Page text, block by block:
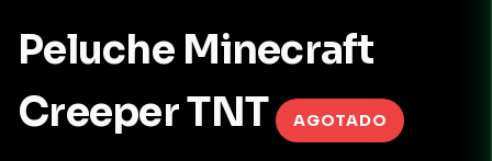
Peluche Minecraft
Creeper TNT
AGOTADO